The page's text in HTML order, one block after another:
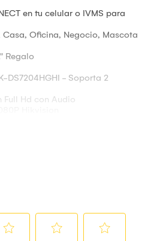
en tu celular o IVMS para
Oficina, Negocio, Mascota
Regalo
DS7204HGHI - Soporta 2
Hd con Audio
por Nuestra Compañía